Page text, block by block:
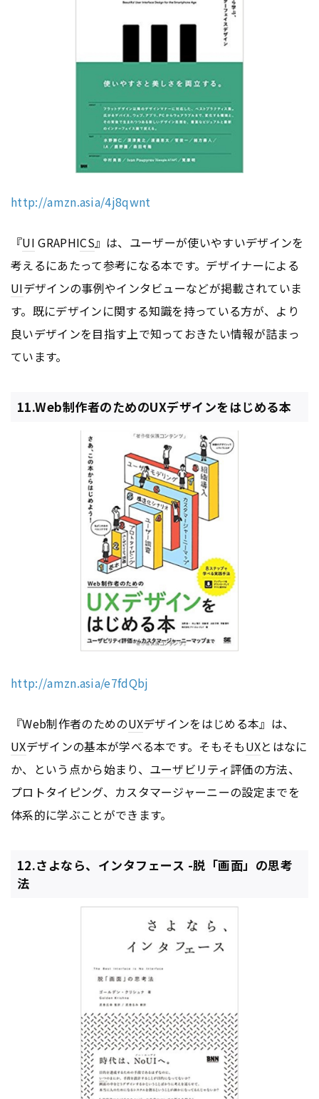
http://amzn.asia/4j8qwnt
『UI GRAPHICS』は、ユーザーが使いやすいデザインを
考えるにあたって参考になる本です。デザイナーによる
UIデザインの事例やインタビューなどが掲載されていま
す。既にデザインに関する知識を持っている方が、より
良いデザインを目指す上で知っておきたい情報が詰まっ
ています。
11.Web制作者のためのUXデザインをはじめる本
http://amzn.asia/e7fdQbj
『Web制作者のためのUXデザインをはじめる本』は、
UXデザインの基本が学べる本です。そもそもUXとはなに
か、という点から始まり、 ユーザビリティ評価の方法、
プロトタイピング、カスタマージャーニーの設定までを
体系的に学ぶことができます。
12.さよなら、インタフェース -脱「画面」の思考
法